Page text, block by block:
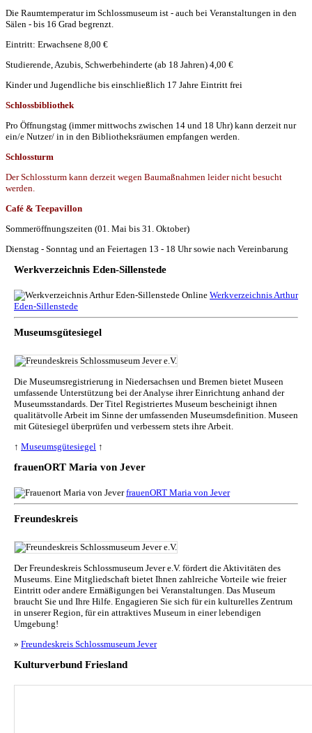
Die Raumtemperatur im Schlossmuseum ist - auch bei Veranstaltungen in den
Sälen - bis 16 Grad begrenzt.
Eintritt: Erwachsene 8,00 €
Studierende, Azubis, Schwerbehinderte (ab 18 Jahren) 4,00 €
Kinder und Jugendliche bis einschließlich 17 Jahre Eintritt frei
Schlossbibliothek
Pro Öffnungstag (immer mittwochs zwischen 14 und 18 Uhr) kann derzeit nur
ein/e Nutzer/ in in den Bibliotheksräumen empfangen werden.
Schlossturm
Der Schlossturm kann derzeit wegen Baumaßnahmen leider nicht besucht
werden.
Café & Teepavillon
Sommeröffnungszeiten (01. Mai bis 31. Oktober)
Dienstag - Sonntag und an Feiertagen 13 - 18 Uhr sowie nach Vereinbarung
Werkverzeichnis Eden-Sillenstede
Werkverzeichnis Arthur
Eden-Sillenstede
Museumsgütesiegel
Die Museumsregistrierung in Niedersachsen und Bremen bietet Museen
umfassende Unterstützung bei der Analyse ihrer Einrichtung anhand der
Museumsstandards. Der Titel Registriertes Museum bescheinigt ihnen
qualitätvolle Arbeit im Sinne der umfassenden Museumsdefinition. Museen
mit Gütesiegel überprüfen und verbessern stets ihre Arbeit.
↑ Museumsgütesiegel ↑
frauenORT Maria von Jever
frauenORT Maria von Jever
Freundeskreis
Der Freundeskreis Schlossmuseum Jever e.V. fördert die Aktivitäten des
Museums. Eine Mitgliedschaft bietet Ihnen zahlreiche Vorteile wie freier
Eintritt oder andere Ermäßigungen bei Veranstaltungen. Das Museum
braucht Sie und Ihre Hilfe. Engagieren Sie sich für ein kulturelles Zentrum
in unserer Region, für ein attraktives Museum in einer lebendigen
Umgebung!
» Freundeskreis Schlossmuseum Jever
Kulturverbund Friesland